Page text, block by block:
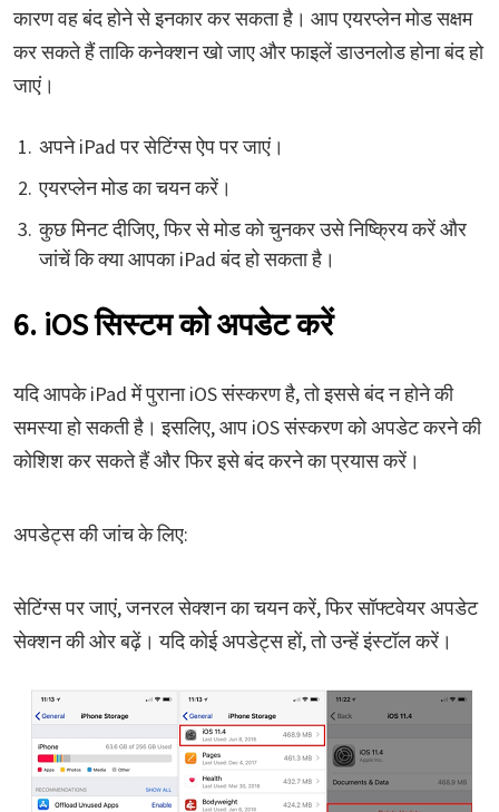
कारण वह बंद होने से इनकार कर सकता है। आप एयरप्लेन मोड सक्षम
कर सकते हैं ताकि कनेक्शन खो जाए और फाइलें डाउनलोड होना बंद हो
जाएं।
अपने iPad पर सेटिंग्स ऐप पर जाएं।
एयरप्लेन मोड का चयन करें।
कुछ मिनट दीजिए, फिर से मोड को चुनकर उसे निष्क्रिय करें और
जांचें कि क्या आपका iPad बंद हो सकता है।
6. iOS सिस्टम को अपडेट करें
यदि आपके iPad में पुराना iOS संस्करण है, तो इससे बंद न होने की
समस्या हो सकती है। इसलिए, आप iOS संस्करण को अपडेट करने की
कोशिश कर सकते हैं और फिर इसे बंद करने का प्रयास करें।
अपडेट्स की जांच के लिए:
सेटिंग्स पर जाएं, जनरल सेक्शन का चयन करें, फिर सॉफ्टवेयर अपडेट
सेक्शन की ओर बढ़ें। यदि कोई अपडेट्स हों, तो उन्हें इंस्टॉल करें।